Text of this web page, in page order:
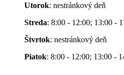
Utorok: nestránkový deň
Streda: 8:00 - 12:00; 13:00 -
Štvrtok: nestránkový deň
Piatok: 8:00 - 12:00; 13:00 -